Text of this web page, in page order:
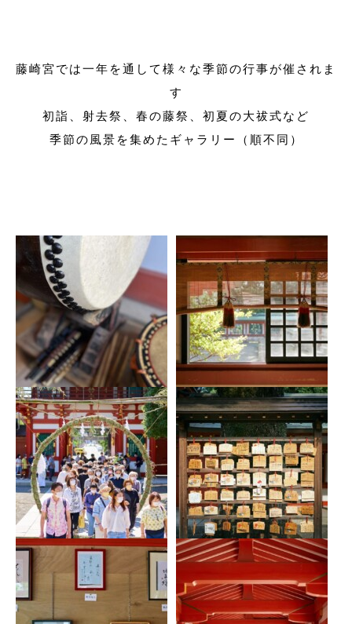
藤崎宮では一年を通して様々な季節の行事が催されま
す
初詣、射去祭、春の藤祭、初夏の大祓式など
季節の風景を集めたギャラリー（順不同）